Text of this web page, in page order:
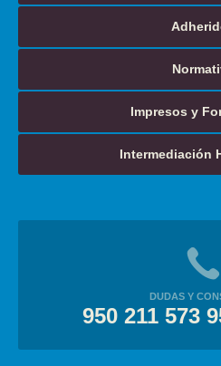
Impresos y
Intermediación
DUDAS Y
950 211 573